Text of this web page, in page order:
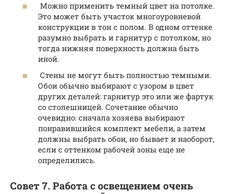
Можно применить темный цвет на потолке.
Это может быть участок многоуровневой
конструкции в тон с полом. В одном оттенке
разумно выбрать и гарнитур с потолком, но
тогда нижняя поверхность должна быть
иной.
Стены не могут быть полностью темными.
Обои обычно выбирают с узором в цвет
других деталей: гарнитур это или же фартук
со столешницей. Сочетание обычно
очевидно: сначала хозяева выбирают
понравившийся комплект мебели, а затем
должны выбрать обои, но бывает и наоборот,
если с оттенком рабочей зоны еще не
определились.
Совет 7. Работа с освещением очень